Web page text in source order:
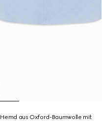
Hemd aus Oxford-Baumwolle mit